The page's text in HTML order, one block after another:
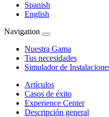
Spanish
English
Navigation
Nuestra Gama
Tus necesidades
Simulador de
Artículos
Casos de éxito
Experience Center
Descripción general